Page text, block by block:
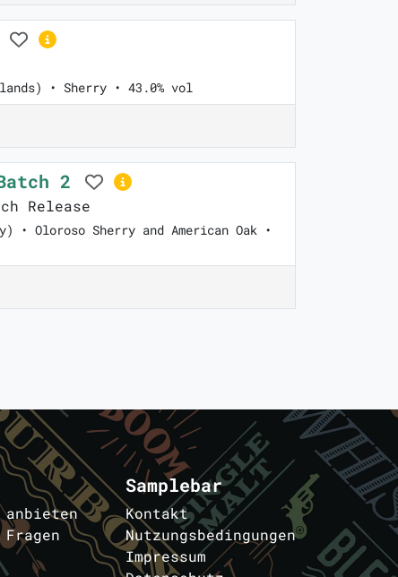
• Sherry • 43.0% vol
2
Release
Oloroso Sherry and American Oak •
anbieten
Samplebar
Kontakt
Nutzungsbedingungen
Impressum